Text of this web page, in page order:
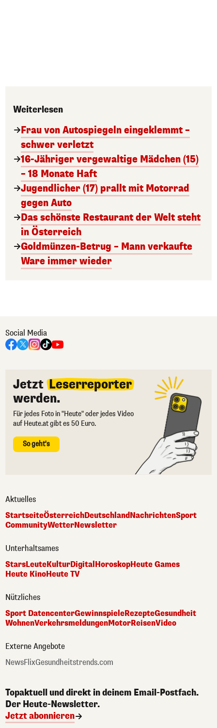
Weiterlesen
Frau von Autospiegeln eingeklemmt –
schwer verletzt
16-Jähriger vergewaltige Mädchen (15)
– 18 Monate Haft
Jugendlicher (17) prallt mit Motorrad
gegen Auto
Das schönste Restaurant der Welt steht
in Österreich
Goldmünzen-Betrug – Mann verkaufte
Ware immer wieder
Social Media
Jetzt Leserreporter
werden.
Für jedes Foto in "Heute" oder jedes Video
auf Heute.at gibt es 50 Euro.
So geht's
Aktuelles
StartseiteÖsterreichDeutschlandNachrichtenSport
CommunityWetterNewsletter
Unterhaltsames
StarsLeuteKulturDigitalHoroskopHeute Games
Heute KinoHeute TV
Nützliches
Sport DatencenterGewinnspieleRezepteGesundheit
WohnenVerkehrsmeldungenMotorReisenVideo
Externe Angebote
NewsFlixGesundheitstrends.com
Topaktuell und direkt in deinem Email-Postfach.
Der Heute-Newsletter.
Jetzt abonnieren